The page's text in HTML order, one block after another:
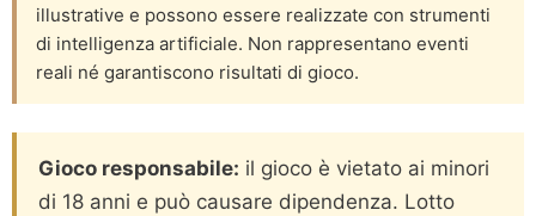
illustrative e possono essere realizzate con strumenti
di intelligenza artificiale. Non rappresentano eventi
reali né garantiscono risultati di gioco.
Gioco responsabile: il gioco è vietato ai minori
di 18 anni e può causare dipendenza. Lotto